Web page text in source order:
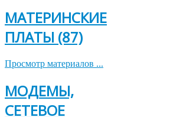
МАТЕРИНСКИЕ
ПЛАТЫ (87)
Просмотр материалов ...
МОДЕМЫ,
СЕТЕВОЕ